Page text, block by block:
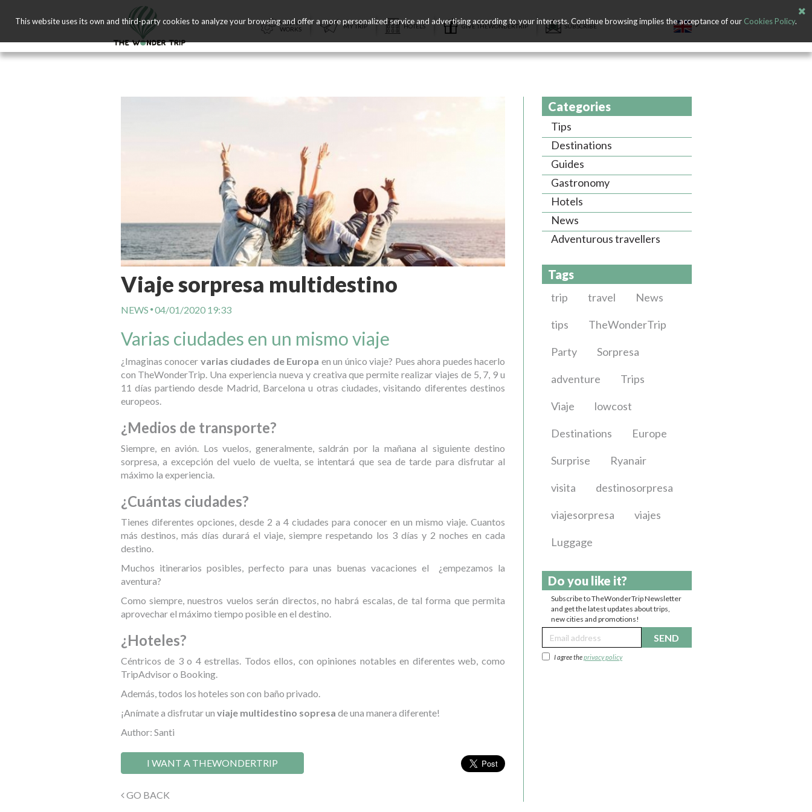
HOW IT
WORKS
MY TRIP HOTELS GIVE THEWONDERTRIP SUBSCRIBE
Viaje sorpresa multidestino
NEWS 04/01/2020 19:33
Varias ciudades en un mismo viaje
¿Imaginas conocer varias ciudades de Europa en un único viaje? Pues ahora puedes hacerlo
con TheWonderTrip. Una experiencia nueva y creativa que permite realizar viajes de 5, 7, 9 u
11 días partiendo desde Madrid, Barcelona u otras ciudades, visitando diferentes destinos
europeos.
¿Medios de transporte?
Siempre, en avión. Los vuelos, generalmente, saldrán por la mañana al siguiente destino
sorpresa, a excepción del vuelo de vuelta, se intentará que sea de tarde para disfrutar al
máximo la experiencia.
¿Cuántas ciudades?
Tienes diferentes opciones, desde 2 a 4 ciudades para conocer en un mismo viaje. Cuantos
más destinos, más días durará el viaje, siempre respetando los 3 días y 2 noches en cada
destino.
Muchos itinerarios posibles, perfecto para unas buenas vacaciones el ¿empezamos la
aventura?
Como siempre, nuestros vuelos serán directos, no habrá escalas, de tal forma que permita
aprovechar el máximo tiempo posible en el destino.
¿Hoteles?
Céntricos de 3 o 4 estrellas. Todos ellos, con opiniones notables en diferentes web, como
TripAdvisor o Booking.
Además, todos los hoteles son con baño privado.
¡Anímate a disfrutar un viaje multidestino sopresa de una manera diferente!
Author: Santi
I WANT A THEWONDERTRIP
GO BACK
Categories
Tips
Destinations
Guides
Gastronomy
Hotels
News
Adventurous travellers
Tags
trip travel News
tips TheWonderTrip
Party Sorpresa
adventure Trips
Viaje lowcost
Destinations Europe
Surprise Ryanair
visita destinosorpresa
viajesorpresa viajes
Luggage
Do you like it?
Subscribe to TheWonderTrip Newsletter
and get the latest updates about trips,
new cities and promotions!
SEND
I agree theprivacy policy
This website uses its own and third-party cookies to analyze your browsing and offer a more personalized service and advertising according to your interests. Continue browsing implies the acceptance of our Cookies Policy.